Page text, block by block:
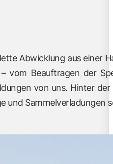
Abwicklung aus einer
vom Beauftragen der
von uns. Hinter
und Sammelverladungen